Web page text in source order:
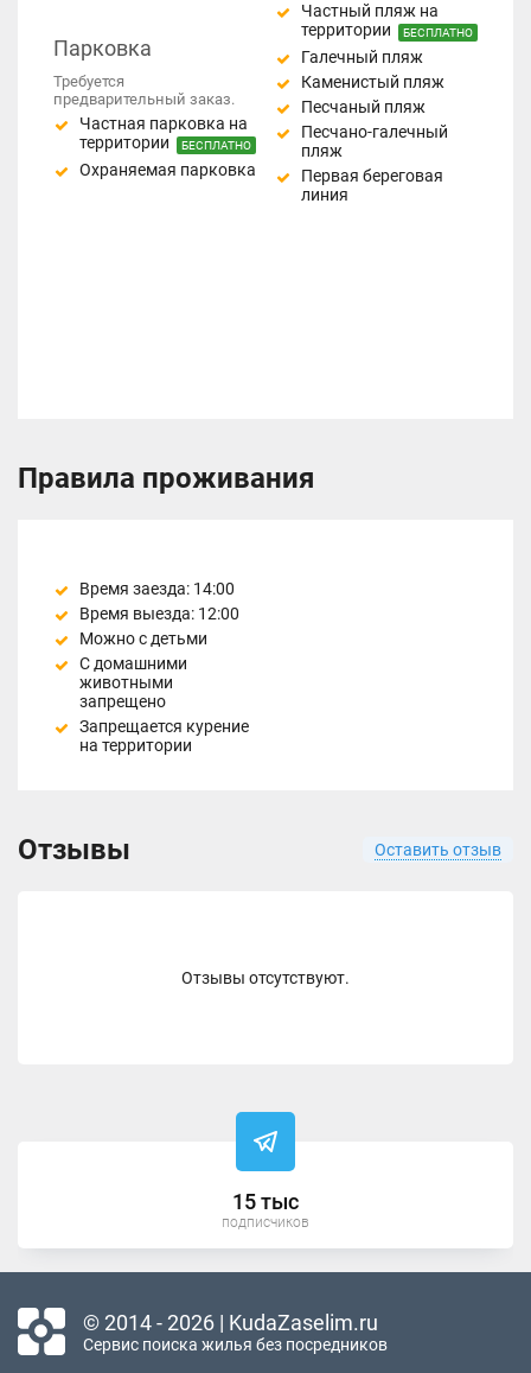
Парковка
Требуется
предварительный заказ.
Частная парковка на
территории
БЕСПЛАТНО
Охраняемая парковка
Частный пляж на
территории
БЕСПЛАТНО
Галечный пляж
Каменистый пляж
Песчаный пляж
Песчано-галечный
пляж
Первая береговая
линия
Правила проживания
Время заезда: 14:00
Время выезда: 12:00
Можно с детьми
С домашними
животными
запрещено
Запрещается курение
на территории
Отзывы Оставить отзыв
Отзывы отсутствуют.
15 тыс
подписчиков
© 2014 - 2026 | KudaZaselim.ru
Сервис поиска жилья без посредников